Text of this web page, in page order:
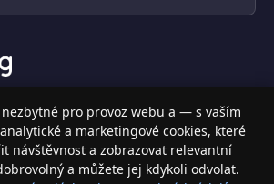
s Apple produkty, příslušenstvím a
bezpečně a s jistotou.
nezbytné pro provoz webu a — s vaším
a marketingové cookies, které
návštěvnost a zobrazovat relevantní
a můžete jej kdykoli odvolat.